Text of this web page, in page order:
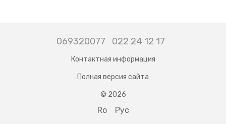
069320077 022 24 12 17
Контактная информация
Полная версия сайта
© 2026
Ro Рус